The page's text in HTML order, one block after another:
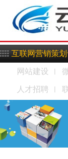
互联网营销策
网站建设
人才招聘